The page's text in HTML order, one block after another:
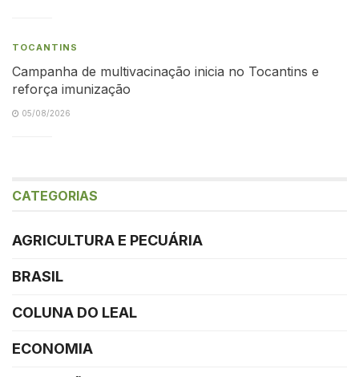
TOCANTINS
Campanha de multivacinação inicia no Tocantins e
reforça imunização
05/08/2026
CATEGORIAS
AGRICULTURA E PECUÁRIA
BRASIL
COLUNA DO LEAL
ECONOMIA